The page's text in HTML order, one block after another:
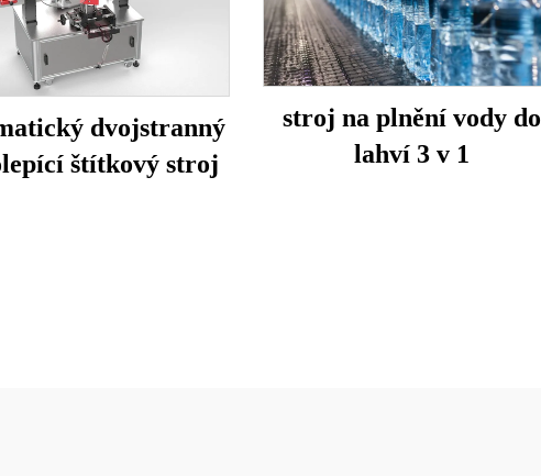
dvojstranný
štítkový stroj
stroj na plnění vody do
lahví 3 v 1